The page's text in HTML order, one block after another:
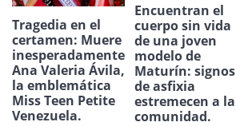
Tragedia en el
certamen: Muere
inesperadamente
Ana Valeria Ávila,
la emblemática
Miss Teen Petite
Venezuela.
Encuentran el
cuerpo sin vida
de una joven
modelo de
Maturín: signos
de asfixia
estremecen a la
comunidad.